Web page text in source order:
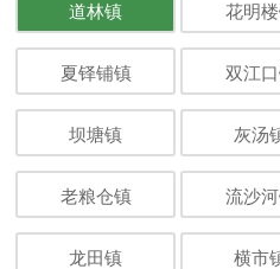
道林镇 花明
夏铎铺镇 双江
坝塘镇 灰汤
老粮仓镇 流沙
龙田镇 横市